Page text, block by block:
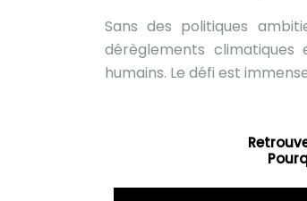
Sans des politiques
dérèglements climatiques
humains. Le défi est